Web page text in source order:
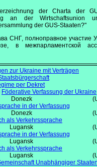
der Charta der
an der Wirtschaftsunion
der GUS-Staaten?"
СНГ, полноправное участие
в межпарламентской
zur Ukraine mit Verträgen
per Dekret
Föderative Verfassung der Ukraine
in der Verfassung
als Verkehrssprache
in der Verfassung
als Verkehrssprache
Unabhängiger